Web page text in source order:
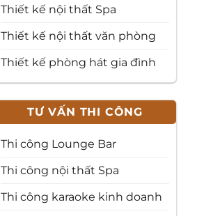
Thiết kế nội thất Spa
Thiết kế nội thất văn phòng
Thiết kế phòng hát gia đình
TƯ VẤN THI CÔNG
Thi công Lounge Bar
Thi công nội thất Spa
Thi công karaoke kinh doanh